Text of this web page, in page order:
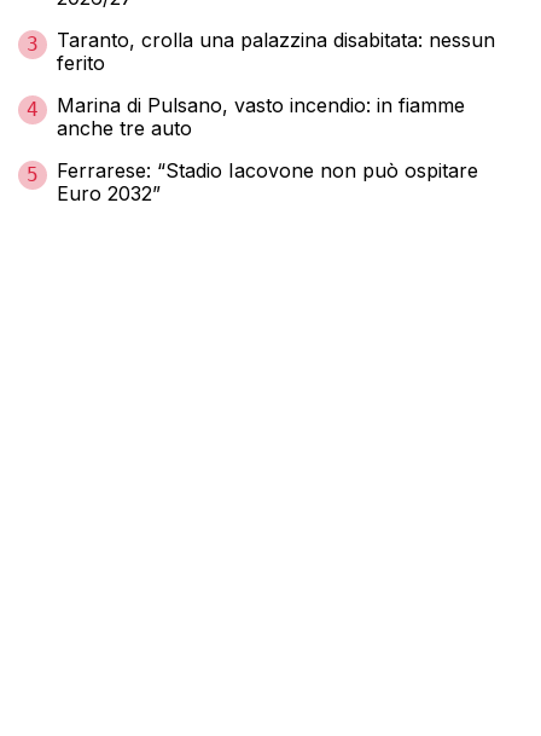
3
Taranto, crolla una palazzina disabitata: nessun
ferito
4
Marina di Pulsano, vasto incendio: in fiamme
anche tre auto
5
Ferrarese: “Stadio Iacovone non può ospitare
Euro 2032”